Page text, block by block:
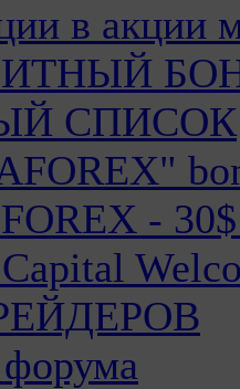
в акции
СПИСОК
-